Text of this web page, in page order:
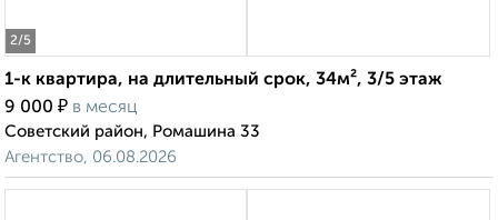
2/5
1-к квартира, на длительный срок, 34м², 3/5 этаж
9 000 ₽ в месяц
Советский район, Ромашина 33
Агентство, 06.08.2026